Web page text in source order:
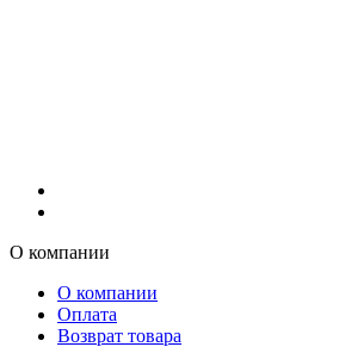
О компании
О компании
Оплата
Возврат товара